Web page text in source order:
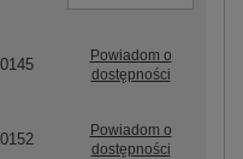
Powiadom o
dostępności
Powiadom o
dostępności